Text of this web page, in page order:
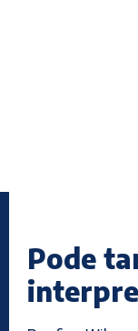
Pode